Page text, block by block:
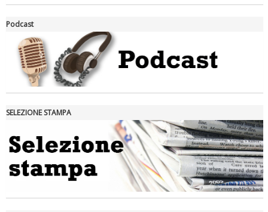
Tiziano Pesce nel Cda di Fondazione Terzjus: prima riunione a
Podcast
SELEZIONE STAMPA